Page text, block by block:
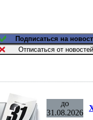
до
31.08.2026